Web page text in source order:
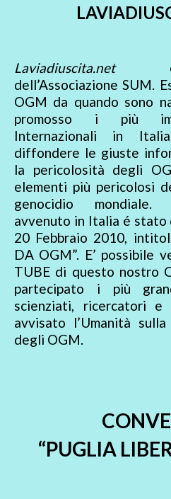
Laviadiuscita.neté
dell’Associazione SUM.
OGM da quando sono
promosso i più
Internazionali in
diffondere le giuste
la pericolosità degli
elementi più pericolosi
genocidio mondiale.
avvenuto in Italia é
20 Febbraio 2010,
DA OGM”. E’ possibile
TUBE di questo nostro
partecipato i più
scienziati, ricercatori e
avvisato l’Umanità
degli OGM.
“PUGLIA